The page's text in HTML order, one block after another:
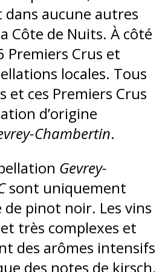
aucune autres
Côte de Nuits. À côté
Premiers Crus et
locales. Tous
et ces Premiers Crus
d’origine
Chambertin.
Gevrey-
sont uniquement
de pinot noir. Les vins
très complexes et
des arômes intensifs
des notes de kirsch,